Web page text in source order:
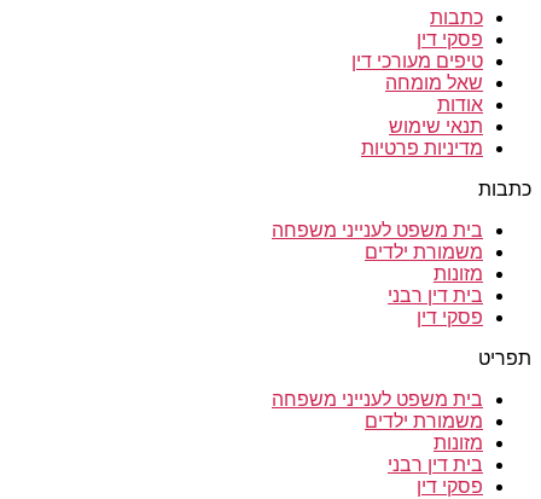
כתבות
פסקי דין
טיפים מעורכי דין
שאל מומחה
אודות
תנאי שימוש
מדיניות פרטיות
כתבות
בית משפט לענייני משפחה
משמורת ילדים
מזונות
בית דין רבני
פסקי דין
תפריט
בית משפט לענייני משפחה
משמורת ילדים
מזונות
בית דין רבני
פסקי דין